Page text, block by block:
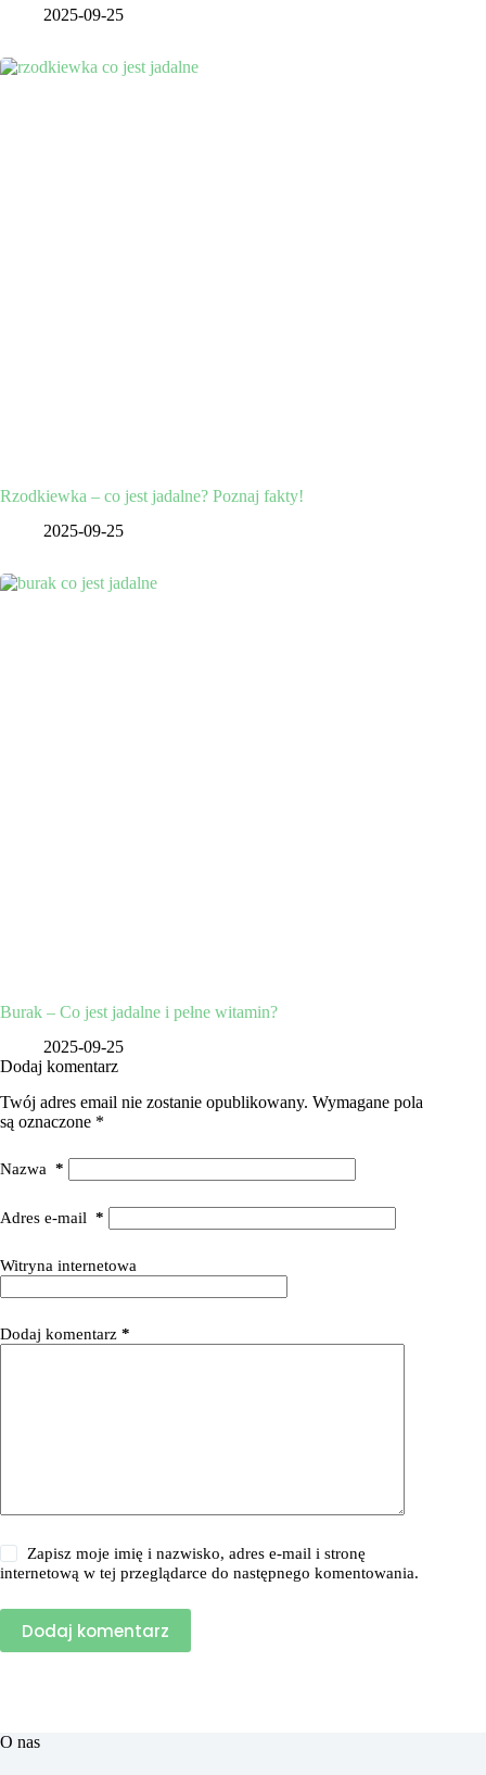
2025-09-25
Rzodkiewka – co jest jadalne? Poznaj fakty!
2025-09-25
Burak – Co jest jadalne i pełne witamin?
2025-09-25
Dodaj komentarz
Twój adres email nie zostanie opublikowany. Wymagane pola
są oznaczone *
Nazwa *
Adres e-mail *
Witryna internetowa
Dodaj komentarz *
Zapisz moje imię i nazwisko, adres e-mail i stronę
internetową w tej przeglądarce do następnego komentowania.
Dodaj komentarz
O nas